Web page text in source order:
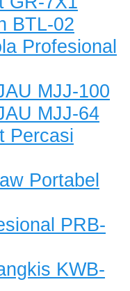
BTL-02
Profesional
MJJ-100
MJJ-64
Percasi
Portabel
PRB-
KWB-